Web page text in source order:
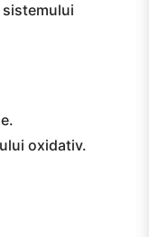
oxidativ.